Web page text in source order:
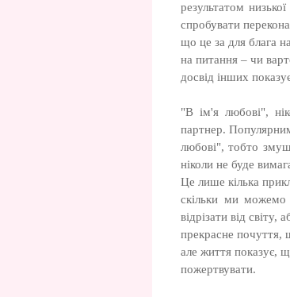
результатом
спробувати
що це за для блага
на питання – чи
досвід інших
"В ім'я любові",
партнер.
любові", тобто
ніколи не буде
Це лише кілька
скільки ми можемо
відрізати від
прекрасне почуття,
але життя показує,
пожертвувати.